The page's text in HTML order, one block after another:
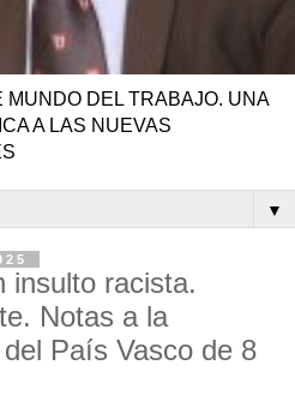
MUNDO DEL TRABAJO. UNA
A LAS NUEVAS
▼
insulto racista.
Notas a la
País Vasco de 8